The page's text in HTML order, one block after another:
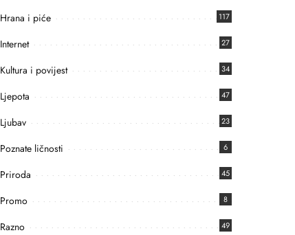
Hrana i piće 117
Internet 27
Kultura i povijest 34
Ljepota 47
Ljubav 23
Poznate ličnosti 6
Priroda 45
Promo 8
Razno 49